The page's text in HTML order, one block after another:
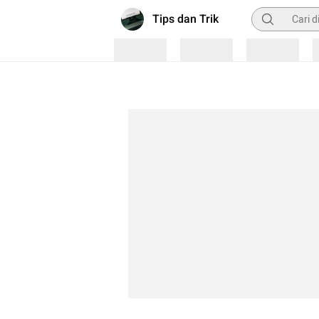
Tips dan Trik Pencarian